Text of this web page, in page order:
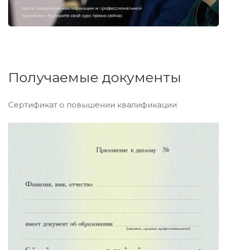
Получаемые документы
Сертификат о повышении квалификации